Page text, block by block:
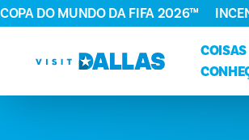
Ir diretamente para o conteúdo
COPA DO MUNDO DA FIFA 2026™